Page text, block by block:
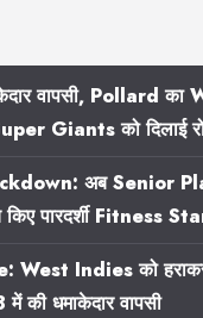
वापसी, Pollard
Giants को दिलाई
अब Senior
पारदर्शी Fitness
West Indies को
की धमाकेदार वापसी